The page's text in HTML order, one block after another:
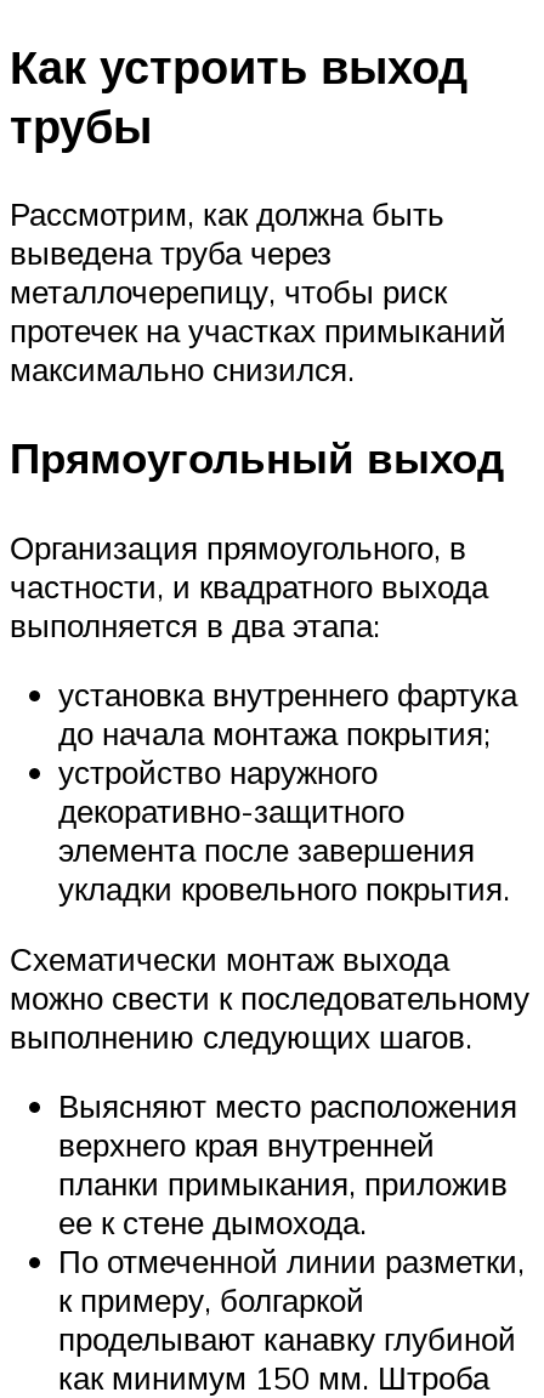
Как устроить выход
трубы
Рассмотрим, как должна быть
выведена труба через
металлочерепицу, чтобы риск
протечек на участках примыканий
максимально снизился.
Прямоугольный выход
Организация прямоугольного, в
частности, и квадратного выхода
выполняется в два этапа:
установка внутреннего фартука
до начала монтажа покрытия;
устройство наружного
декоративно-защитного
элемента после завершения
укладки кровельного покрытия.
Схематически монтаж выхода
можно свести к последовательному
выполнению следующих шагов.
Выясняют место расположения
верхнего края внутренней
планки примыкания, приложив
ее к стене дымохода.
По отмеченной линии разметки,
к примеру, болгаркой
проделывают канавку глубиной
как минимум 150 мм. Штроба